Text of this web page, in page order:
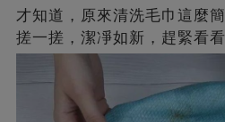
才知道，原來清洗毛巾這麼
搓一搓，潔凈如新，趕緊看看